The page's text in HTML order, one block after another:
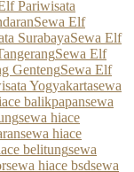
Pariwisata
Sewa Elf
SurabayaSewa Elf
Sewa Elf
GentengSewa Elf
Yogyakartasewa
balikpapansewa
sewa hiace
sewa hiace
belitungsewa
sewa hiace bsdsewa